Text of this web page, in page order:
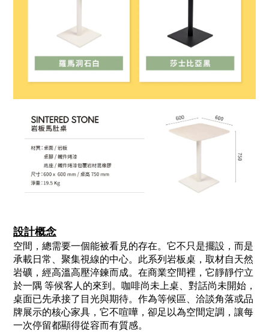
設計概念
空間，總需要一個能被看見的存在。它不只是擺設，而是
承載日常、聚集視線的中心。 此系列岩板桌，取材自天然
岩礦，經高溫高壓淬鍊而成。在商業空間裡，它靜靜佇立
於一隅 等候客人的來到。咖啡尚未上桌、對話尚未開始，
桌面已先承接了目光與期待。 作為等候區、洽談角落或品
牌展示的核心家具，它不喧嘩，卻足以為空間定調，讓每
一次停留都顯得從容而有質感。